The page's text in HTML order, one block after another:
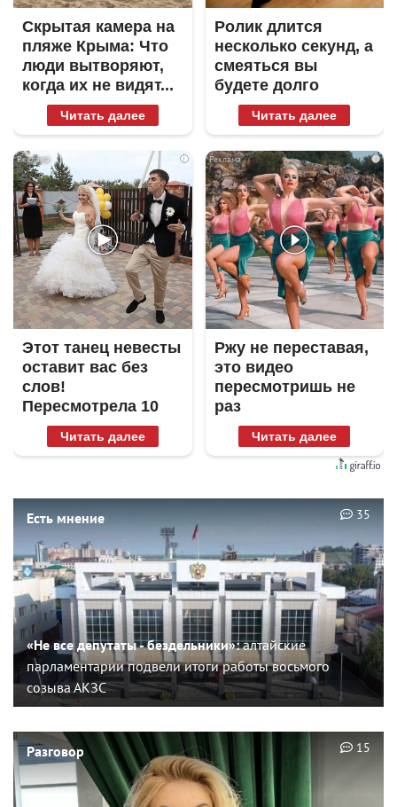
Скрытая камера на
пляже Крыма: Что
люди вытворяют,
когда их не видят...
Читать далее
Ролик длится
несколько секунд, а
смеяться вы
будете долго
Читать далее
i
Этот танец невесты
оставит вас без
слов!
Пересмотрела 10
раз
Читать далее
i
Ржу не переставая,
это видео
пересмотришь не
раз
Читать далее
Есть мнение
«Не все депутаты - бездельники»:алтайские
парламентарии подвели итоги работы восьмого
созыва АКЗС
35
Разговор 15